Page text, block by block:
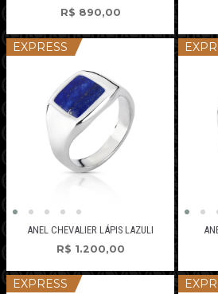
R$ 890,00
EXPRESS
ANEL CHEVALIER LÁPIS LAZULI
R$ 1.200,00
EXPRESS